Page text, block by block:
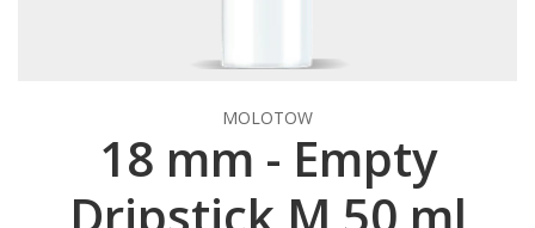
MOLOTOW
18 mm - Empty